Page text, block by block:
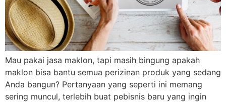
Mau pakai jasa maklon, tapi masih bingung apakah
maklon bisa bantu semua perizinan produk yang sedang
Anda bangun? Pertanyaan yang seperti ini memang
sering muncul, terlebih buat pebisnis baru yang ingin